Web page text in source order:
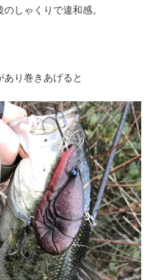
しゃくりで違和感。
あり巻きあげると